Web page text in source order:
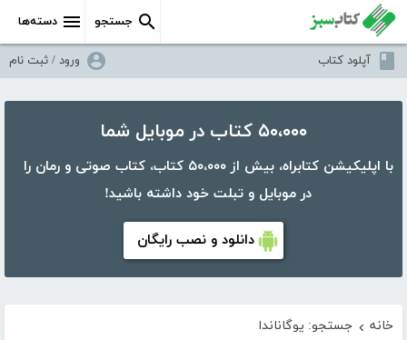
دسته‌ها جستجو
آپلود کتاب ورود / ثبت نام
۵۰،۰۰۰ کتاب در موبایل شما
با اپلیکیشن کتابراه، بیش از ۵۰،۰۰۰ کتاب، کتاب صوتی و رمان را
در موبایل و تبلت خود داشته باشید!
دانلود و نصب رایگان
خانه › جستجو: یوگاناندا